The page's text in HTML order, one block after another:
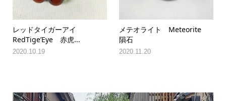
レッドタイガーアイ
RedTige’Eye 赤虎...
2020.10.19
メテオライト Meteorite
隕石
2020.11.20